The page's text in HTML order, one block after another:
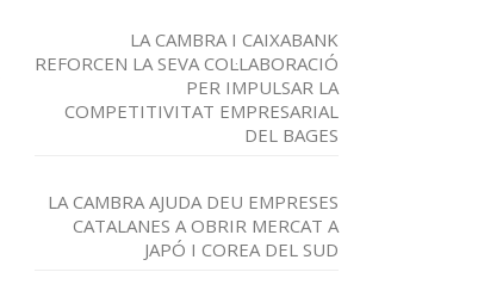
LA CAMBRA I CAIXABANK
REFORCEN LA SEVA COL·LABORACIÓ
PER IMPULSAR LA
COMPETITIVITAT EMPRESARIAL
DEL BAGES
LA CAMBRA AJUDA DEU EMPRESES
CATALANES A OBRIR MERCAT A
JAPÓ I COREA DEL SUD